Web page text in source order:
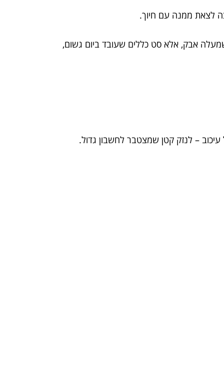
לצאת ממנה עם חיוך.
אבק, אלא סט כללים שעובד ביום גשום,
– לנזק קטן שמצטבר לחשבון גדול.